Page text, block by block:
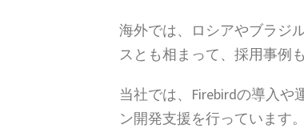
海外では、ロシアやブラジ
スとも相まって、採用事例
当社では、Firebirdの導入や
ン開発支援を行っています。